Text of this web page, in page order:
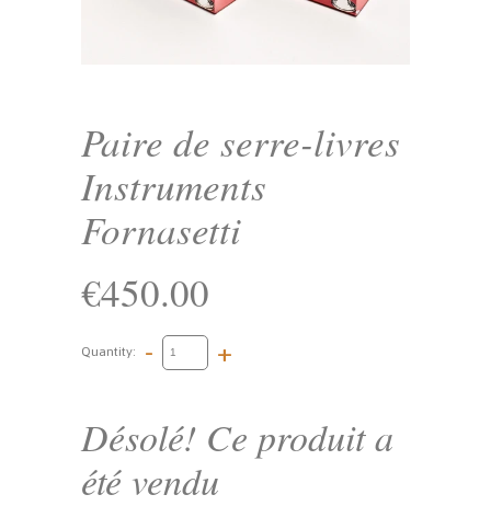
Paire de serre-livres
Instruments
Fornasetti
€450.00
Quantity: - +
Désolé! Ce produit a
été vendu